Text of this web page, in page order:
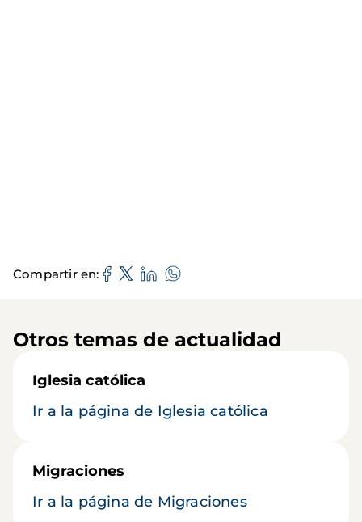
Compartir en
Otros temas de actualidad
Iglesia católica
Ir a la página de Iglesia católica
Migraciones
Ir a la página de Migraciones